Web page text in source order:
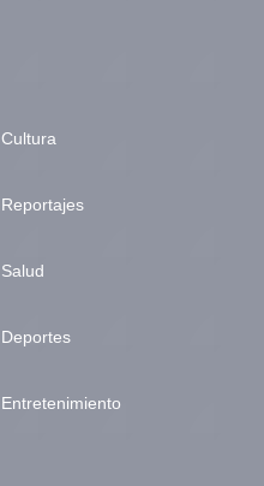
Cultura
Reportajes
Salud
Deportes
Entretenimiento